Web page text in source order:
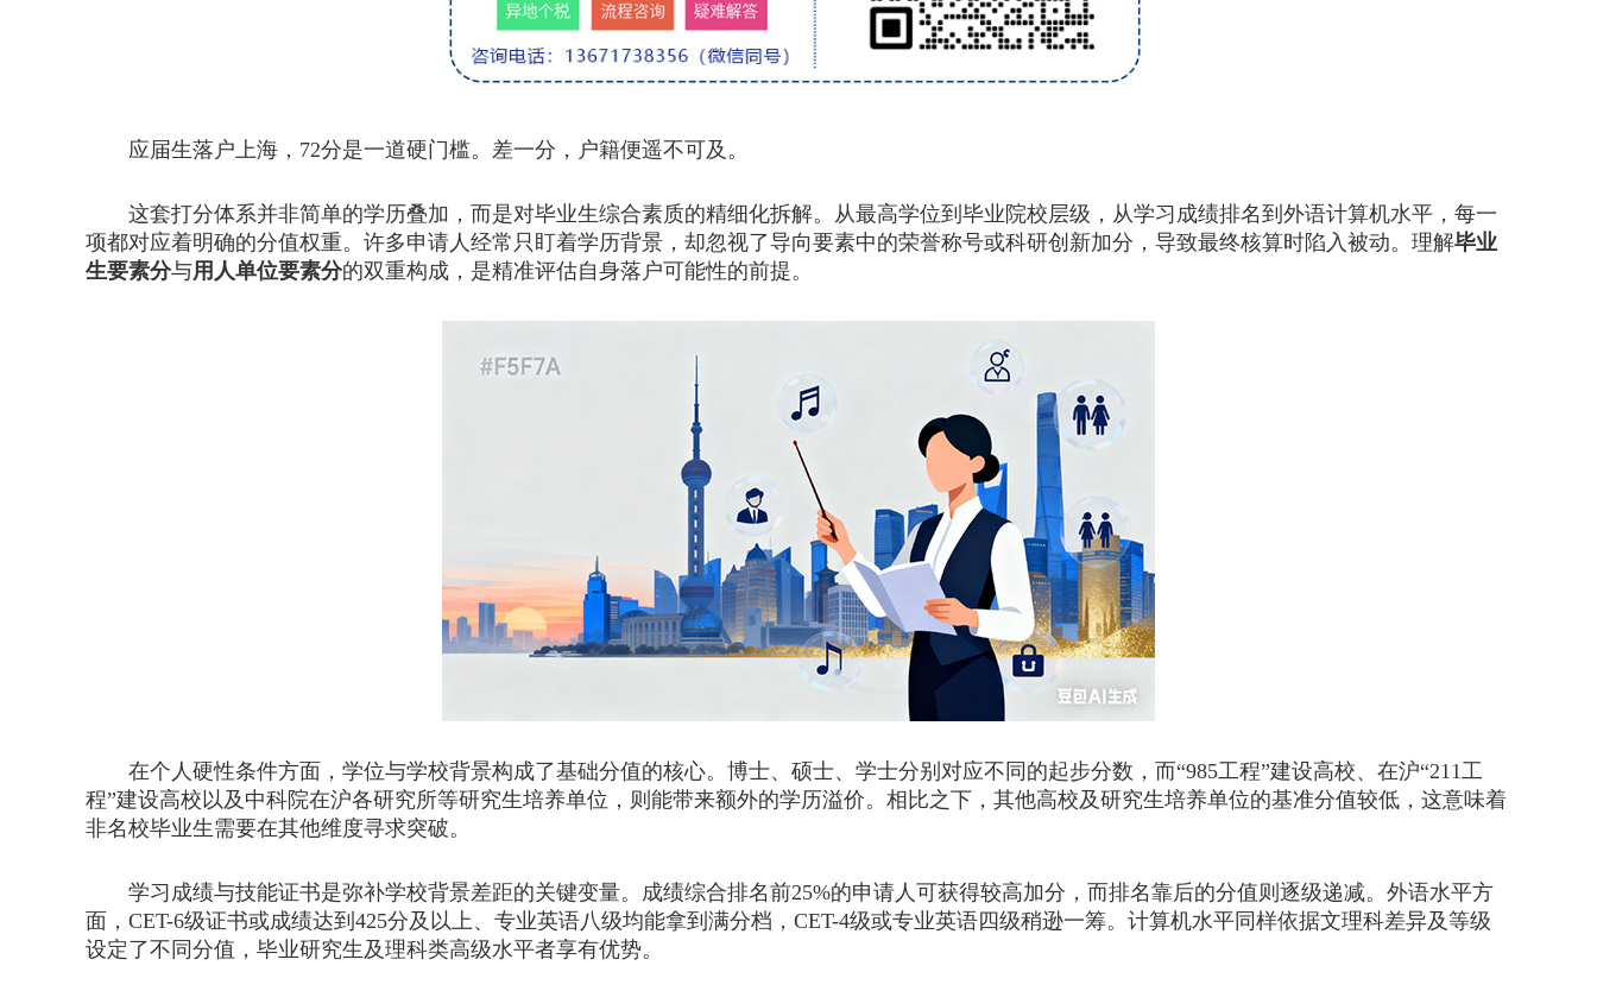
应届生落户上海，72分是一道硬门槛。差一分，户籍便遥不可及。
这套打分体系并非简单的学历叠加，而是对毕业生综合素质的精细化拆解。从最高学位到毕业院校层级，从学习成绩排名到外语计算机水平，每一
项都对应着明确的分值权重。许多申请人经常只盯着学历背景，却忽视了导向要素中的荣誉称号或科研创新加分，导致最终核算时陷入被动。理解毕业
生要素分与用人单位要素分的双重构成，是精准评估自身落户可能性的前提。
在个人硬性条件方面，学位与学校背景构成了基础分值的核心。博士、硕士、学士分别对应不同的起步分数，而“985工程”建设高校、在沪“211工
程”建设高校以及中科院在沪各研究所等研究生培养单位，则能带来额外的学历溢价。相比之下，其他高校及研究生培养单位的基准分值较低，这意味着
非名校毕业生需要在其他维度寻求突破。
学习成绩与技能证书是弥补学校背景差距的关键变量。成绩综合排名前25%的申请人可获得较高加分，而排名靠后的分值则逐级递减。外语水平方
面，CET-6级证书或成绩达到425分及以上、专业英语八级均能拿到满分档，CET-4级或专业英语四级稍逊一筹。计算机水平同样依据文理科差异及等级
设定了不同分值，毕业研究生及理科类高级水平者享有优势。